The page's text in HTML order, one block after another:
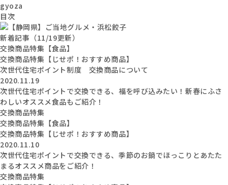
gyoza
目次
新着記事（11/19更新）
交換商品特集【食品】
交換商品特集【じせポ！おすすめ商品】
次世代住宅ポイント制度 交換商品について
2020.11.19
次世代住宅ポイントで交換できる、福を呼び込みたい！新春にふさ
わしいオススメ食品もご紹介！
交換商品特集
交換商品特集【食品】
交換商品特集【じせポ！おすすめ商品】
2020.11.10
次世代住宅ポイントで交換できる、季節のお鍋でほっこりとあたた
まるオススメ商品をご紹介！
交換商品特集